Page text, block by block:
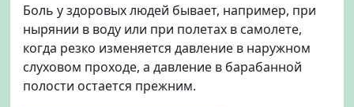
Боль у здоровых людей бывает, например, при
нырянии в воду или при полетах в самолете,
когда резко изменяется давление в наружном
слуховом проходе, а давление в барабанной
полости остается прежним.